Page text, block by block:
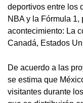
deportivos entre los
NBA y la Fórmula
acontecimiento: La
Canadá, Estados
De acuerdo a las
se estima que
visitantes durante